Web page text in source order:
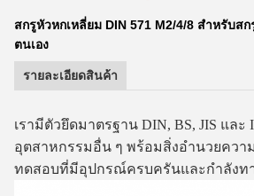
สกรูหัวหกเหลี่ยม DIN 571 M2/4/8 สำหรับสก
ตนเอง
รายละเอียดสินค้า
เรามีตัวยึดมาตรฐาน DIN, BS, JIS และ
อุตสาหกรรมอื่น ๆ พร้อมสิ่งอำนวยควา
ทดสอบที่มีอุปกรณ์ครบครันและกำลังท